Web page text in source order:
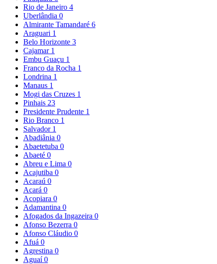
Rio de Janeiro 4
Uberlândia 0
Almirante Tamandaré 6
Araguari 1
Belo Horizonte 3
Cajamar 1
Embu Guaçu 1
Franco da Rocha 1
Londrina 1
Manaus 1
Mogi das Cruzes 1
Pinhais 23
Presidente Prudente 1
Rio Branco 1
Salvador 1
Abadiânia 0
Abaetetuba 0
Abaeté 0
Abreu e Lima 0
Acajutiba 0
Acaraú 0
Acará 0
Acopiara 0
Adamantina 0
Afogados da Ingazeira 0
Afonso Bezerra 0
Afonso Cláudio 0
Afuá 0
Agrestina 0
Aguaí0